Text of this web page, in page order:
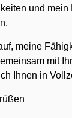
und
meine
mit
Ihnen in